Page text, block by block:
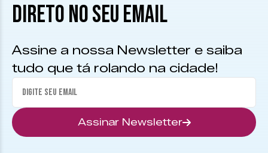
DIRETO NO SEU EMAIL
Assine a nossa Newsletter e saiba
tudo que tá rolando na cidade!
Assinar Newsletter